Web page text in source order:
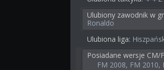
Ulubiony zawodnik w
Ronaldo
Ulubiona liga:
Posiadane wersje CM/
FM 2008, FM